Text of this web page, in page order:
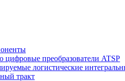
цифровые преобразователи ATSP
логистические
тракт